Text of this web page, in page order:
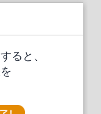
ると、